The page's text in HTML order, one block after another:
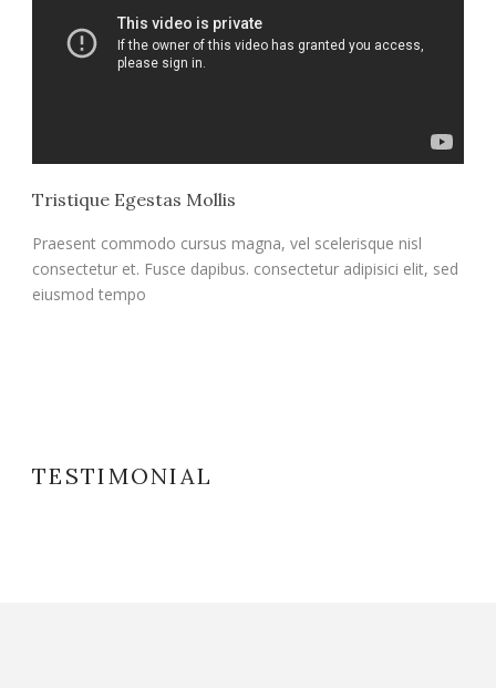
Tristique Egestas Mollis
Praesent commodo cursus magna, vel scelerisque nisl
consectetur et. Fusce dapibus. consectetur adipisici elit, sed
eiusmod tempo
TESTIMONIAL